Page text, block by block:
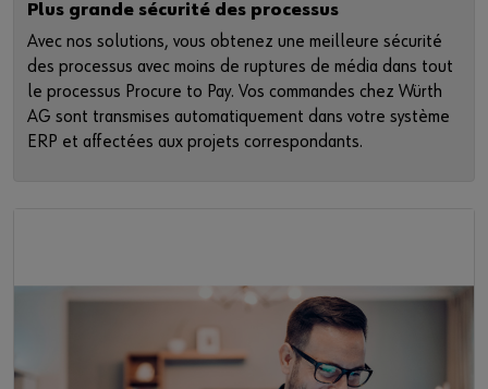
Plus grande sécurité des processus
Avec nos solutions, vous obtenez une meilleure sécurité
des processus avec moins de ruptures de média dans tout
le processus Procure to Pay. Vos commandes chez Würth
AG sont transmises automatiquement dans votre système
ERP et affectées aux projets correspondants.